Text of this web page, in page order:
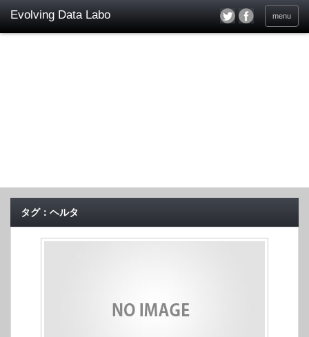
menu
タグ：ヘルタ